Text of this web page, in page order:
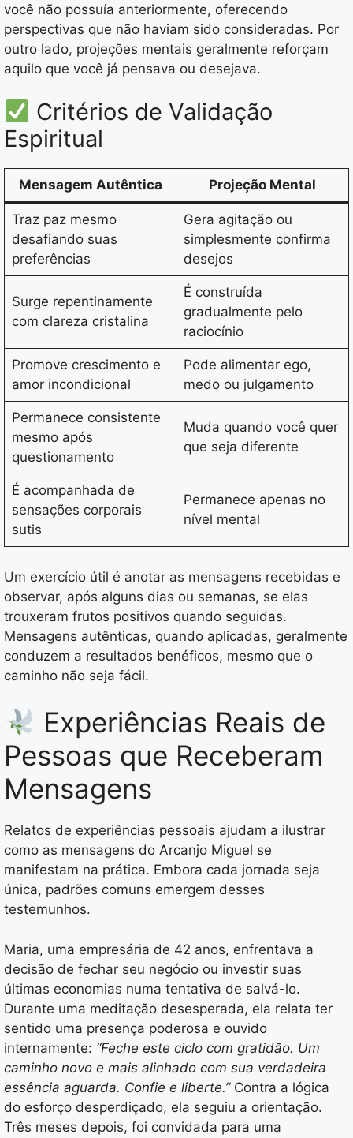
você não possuía anteriormente, oferecendo
perspectivas que não haviam sido consideradas. Por
outro lado, projeções mentais geralmente reforçam
aquilo que você já pensava ou desejava.
Critérios de Validação
Espiritual
Mensagem Autêntica Projeção Mental
Traz paz mesmo
desafiando suas
preferências
Gera agitação ou
simplesmente confirma
desejos
Surge repentinamente
com clareza cristalina
É construída
gradualmente pelo
raciocínio
Promove crescimento e
amor incondicional
Pode alimentar ego,
medo ou julgamento
Permanece consistente
mesmo após
questionamento
Muda quando você quer
que seja diferente
É acompanhada de
sensações corporais
sutis
Permanece apenas no
nível mental
Um exercício útil é anotar as mensagens recebidas e
observar, após alguns dias ou semanas, se elas
trouxeram frutos positivos quando seguidas.
Mensagens autênticas, quando aplicadas, geralmente
conduzem a resultados benéficos, mesmo que o
caminho não seja fácil.
Experiências Reais de
Pessoas que Receberam
Mensagens
Relatos de experiências pessoais ajudam a ilustrar
como as mensagens do Arcanjo Miguel se
manifestam na prática. Embora cada jornada seja
única, padrões comuns emergem desses
testemunhos.
Maria, uma empresária de 42 anos, enfrentava a
decisão de fechar seu negócio ou investir suas
últimas economias numa tentativa de salvá-lo.
Durante uma meditação desesperada, ela relata ter
sentido uma presença poderosa e ouvido
internamente: “Feche este ciclo com gratidão. Um
caminho novo e mais alinhado com sua verdadeira
essência aguarda. Confie e liberte.”Contra a lógica
do esforço desperdiçado, ela seguiu a orientação.
Três meses depois, foi convidada para uma